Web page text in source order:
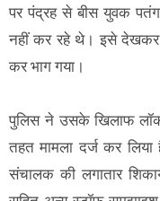
पर पंद्रह से बीस युवक
नहीं कर रहे थे। इसे देखकर
कर भाग गया।
पुलिस ने उसके खिलाफ
तहत मामला दर्ज कर
संचालक की लगातार